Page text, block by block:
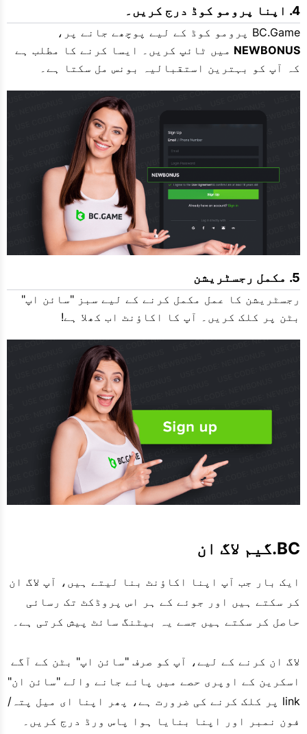
اپنا پرومو کوڈ درج کریں۔
BC.Game پرومو کوڈ کے لیے پوچھے جانے پر،
NEWBONUS میں ٹائپ کریں۔ ایسا کرنے کا مطلب ہے
کہ آپ کو بہترین استقبالیہ بونس مل سکتا ہے۔
مکمل رجسٹریشن
رجسٹریشن کا عمل مکمل کرنے کے لیے سبز "سائن اپ"
بٹن پر کلک کریں۔ آپ کا اکاؤنٹ اب کھلا ہے!
BC.گیم لاگ ان
ایک بار جب آپ اپنا اکاؤنٹ بنا لیتے ہیں، آپ لاگ ان
کر سکتے ہیں اور جوئے کے ہر اس پروڈکٹ تک رسائی
حاصل کر سکتے ہیں جسے یہ بیٹنگ سائٹ پیش کرتی ہے۔
لاگ ان کرنے کے لیے، آپ کو صرف "سائن اپ" بٹن کے آگے
اسکرین کے اوپری حصے میں پائے جانے والے "سائن ان"
link پر کلک کرنے کی ضرورت ہے، پھر اپنا ای میل پتہ/
فون نمبر اور اپنا بنایا ہوا پاس ورڈ درج کریں۔